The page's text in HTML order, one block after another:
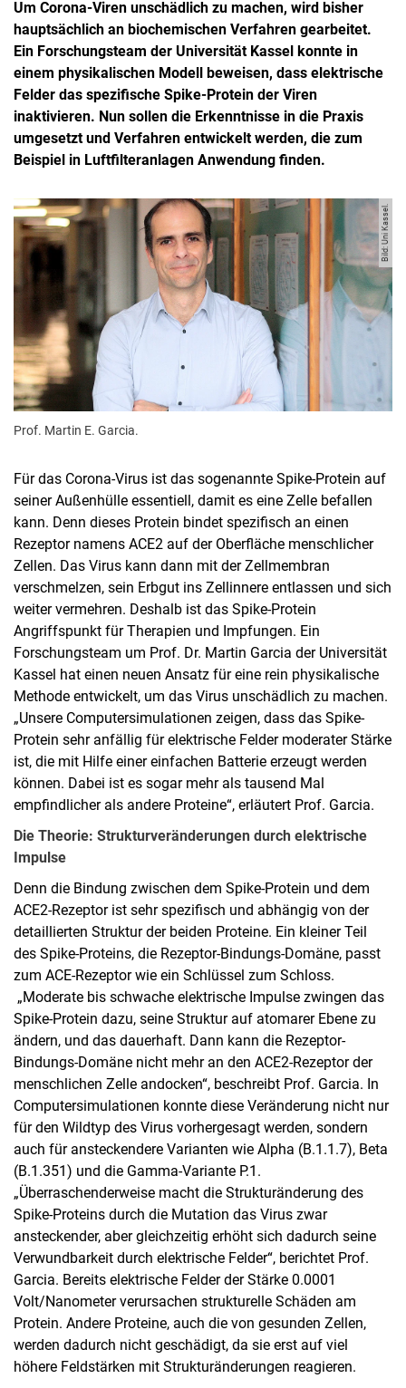
Um Corona-Viren unschädlich zu machen, wird bisher
hauptsächlich an biochemischen Verfahren gearbeitet.
Ein Forschungsteam der Universität Kassel konnte in
einem physikalischen Modell beweisen, dass elektrische
Felder das spezifische Spike-Protein der Viren
inaktivieren. Nun sollen die Erkenntnisse in die Praxis
umgesetzt und Verfahren entwickelt werden, die zum
Beispiel in Luftfilteranlagen Anwendung finden.
Bild: Uni Kassel.
Prof. Martin E. Garcia.
Für das Corona-Virus ist das sogenannte Spike-Protein auf
seiner Außenhülle essentiell, damit es eine Zelle befallen
kann. Denn dieses Protein bindet spezifisch an einen
Rezeptor namens ACE2 auf der Oberfläche menschlicher
Zellen. Das Virus kann dann mit der Zellmembran
verschmelzen, sein Erbgut ins Zellinnere entlassen und sich
weiter vermehren. Deshalb ist das Spike-Protein
Angriffspunkt für Therapien und Impfungen. Ein
Forschungsteam um Prof. Dr. Martin Garcia der Universität
Kassel hat einen neuen Ansatz für eine rein physikalische
Methode entwickelt, um das Virus unschädlich zu machen.
„Unsere Computersimulationen zeigen, dass das Spike-
Protein sehr anfällig für elektrische Felder moderater Stärke
ist, die mit Hilfe einer einfachen Batterie erzeugt werden
können. Dabei ist es sogar mehr als tausend Mal
empfindlicher als andere Proteine“, erläutert Prof. Garcia.
Die Theorie: Strukturveränderungen durch elektrische
Impulse
Denn die Bindung zwischen dem Spike-Protein und dem
ACE2-Rezeptor ist sehr spezifisch und abhängig von der
detaillierten Struktur der beiden Proteine. Ein kleiner Teil
des Spike-Proteins, die Rezeptor-Bindungs-Domäne, passt
zum ACE-Rezeptor wie ein Schlüssel zum Schloss.
„Moderate bis schwache elektrische Impulse zwingen das
Spike-Protein dazu, seine Struktur auf atomarer Ebene zu
ändern, und das dauerhaft. Dann kann die Rezeptor-
Bindungs-Domäne nicht mehr an den ACE2-Rezeptor der
menschlichen Zelle andocken“, beschreibt Prof. Garcia. In
Computersimulationen konnte diese Veränderung nicht nur
für den Wildtyp des Virus vorhergesagt werden, sondern
auch für ansteckendere Varianten wie Alpha (B.1.1.7), Beta
(B.1.351) und die Gamma-Variante P.1.
„Überraschenderweise macht die Strukturänderung des
Spike-Proteins durch die Mutation das Virus zwar
ansteckender, aber gleichzeitig erhöht sich dadurch seine
Verwundbarkeit durch elektrische Felder“, berichtet Prof.
Garcia. Bereits elektrische Felder der Stärke 0.0001
Volt/Nanometer verursachen strukturelle Schäden am
Protein. Andere Proteine, auch die von gesunden Zellen,
werden dadurch nicht geschädigt, da sie erst auf viel
höhere Feldstärken mit Strukturänderungen reagieren.